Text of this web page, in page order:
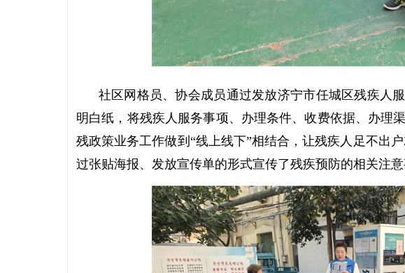
社区网格员、协会成员通过发放济宁市任城区残疾人
明白纸，将残疾人服务事项、办理条件、收费依据、办理
残政策业务工作做到“线上线下”相结合，让残疾人足不出
过张贴海报、发放宣传单的形式宣传了残疾预防的相关注